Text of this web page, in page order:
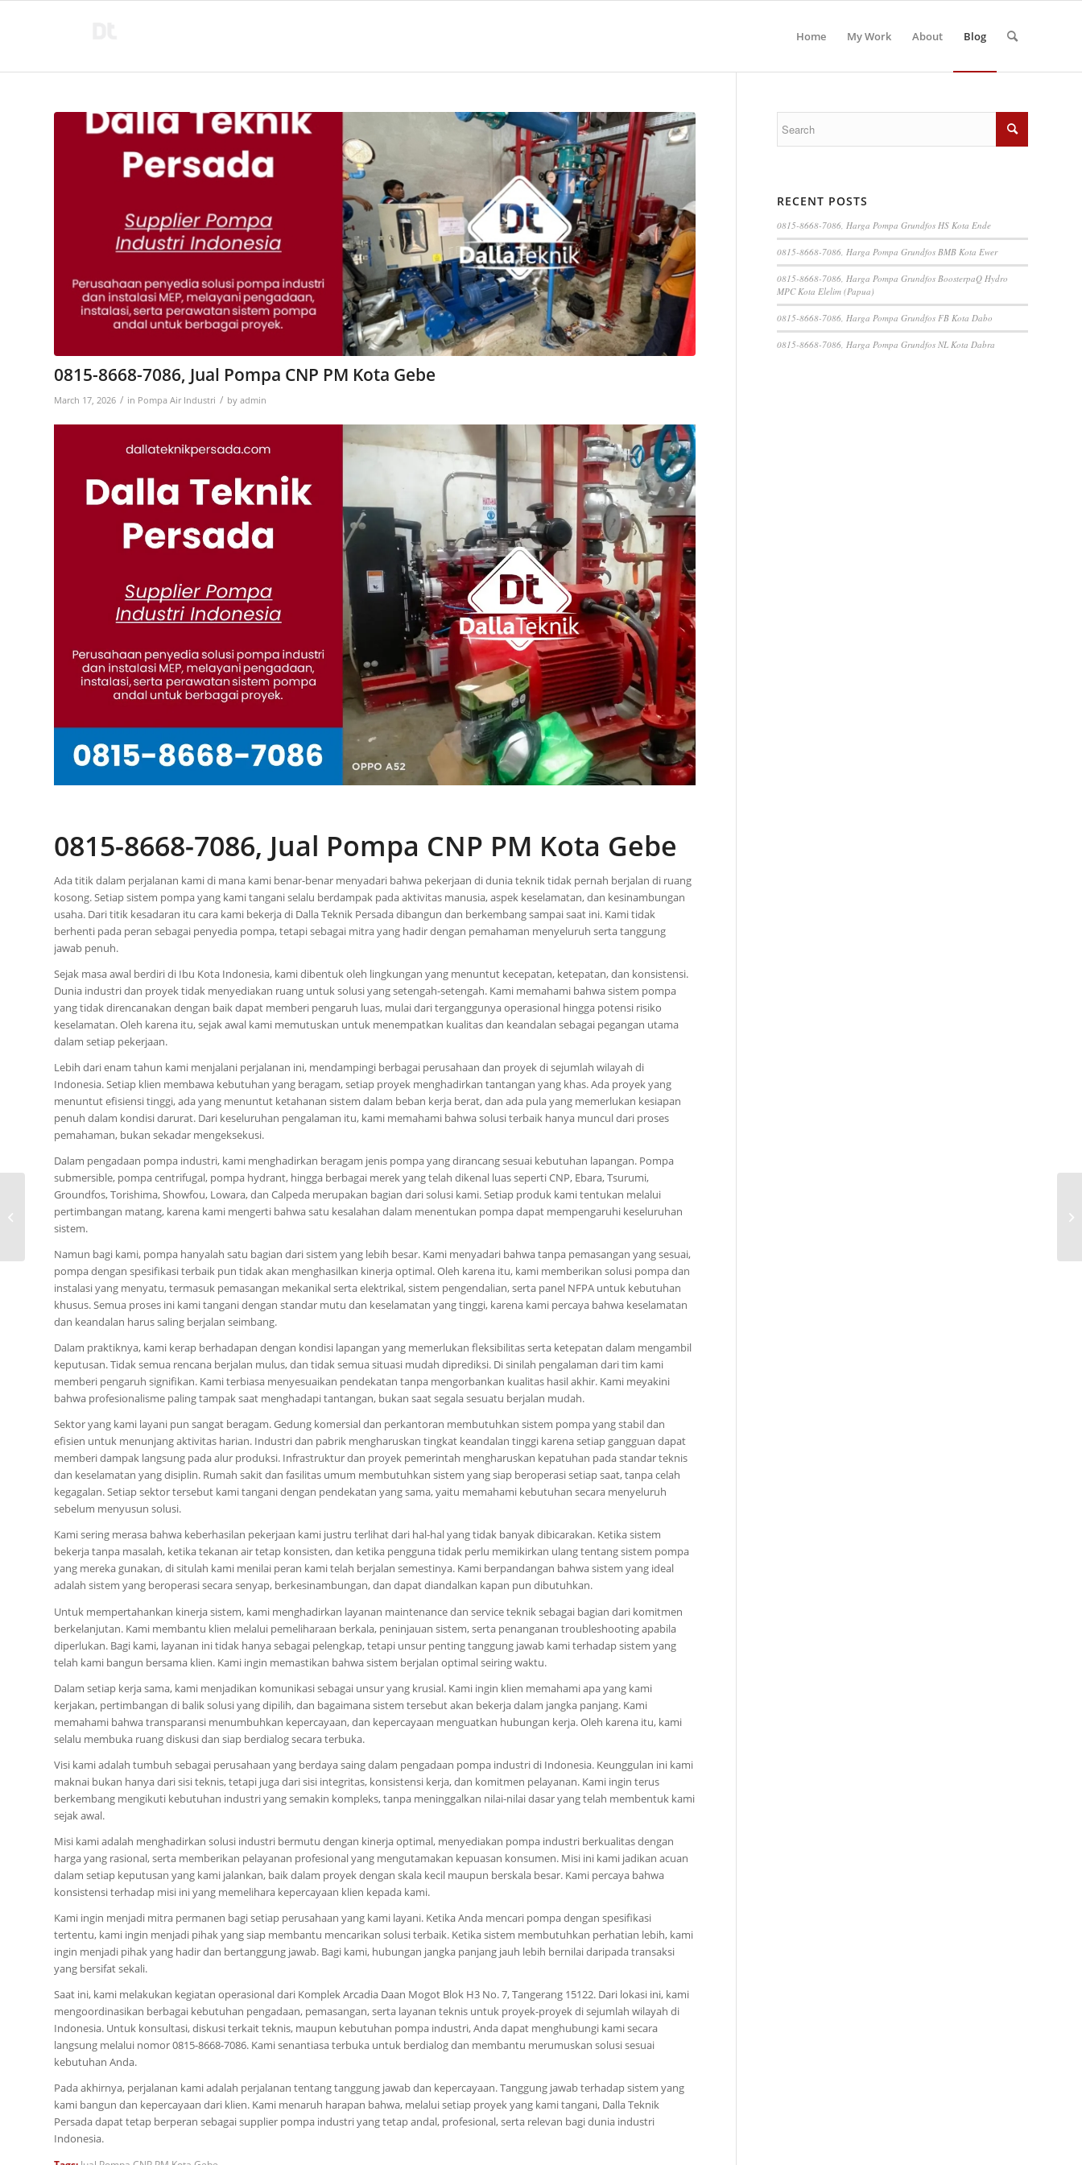
Home My Work About Blog
0815-8668-7086, Jual Pompa CNP PM Kota Gebe
March 17, 2026 / in Pompa Air Industri / by admin
0815-8668-7086, Jual Pompa CNP PM Kota Gebe
Ada titik dalam perjalanan kami di mana kami benar-benar menyadari bahwa pekerjaan di dunia teknik tidak pernah berjalan di ruang
kosong. Setiap sistem pompa yang kami tangani selalu berdampak pada aktivitas manusia, aspek keselamatan, dan kesinambungan
usaha. Dari titik kesadaran itu cara kami bekerja di Dalla Teknik Persada dibangun dan berkembang sampai saat ini. Kami tidak
berhenti pada peran sebagai penyedia pompa, tetapi sebagai mitra yang hadir dengan pemahaman menyeluruh serta tanggung
jawab penuh.
Sejak masa awal berdiri di Ibu Kota Indonesia, kami dibentuk oleh lingkungan yang menuntut kecepatan, ketepatan, dan konsistensi.
Dunia industri dan proyek tidak menyediakan ruang untuk solusi yang setengah-setengah. Kami memahami bahwa sistem pompa
yang tidak direncanakan dengan baik dapat memberi pengaruh luas, mulai dari terganggunya operasional hingga potensi risiko
keselamatan. Oleh karena itu, sejak awal kami memutuskan untuk menempatkan kualitas dan keandalan sebagai pegangan utama
dalam setiap pekerjaan.
Lebih dari enam tahun kami menjalani perjalanan ini, mendampingi berbagai perusahaan dan proyek di sejumlah wilayah di
Indonesia. Setiap klien membawa kebutuhan yang beragam, setiap proyek menghadirkan tantangan yang khas. Ada proyek yang
menuntut efisiensi tinggi, ada yang menuntut ketahanan sistem dalam beban kerja berat, dan ada pula yang memerlukan kesiapan
penuh dalam kondisi darurat. Dari keseluruhan pengalaman itu, kami memahami bahwa solusi terbaik hanya muncul dari proses
pemahaman, bukan sekadar mengeksekusi.
Dalam pengadaan pompa industri, kami menghadirkan beragam jenis pompa yang dirancang sesuai kebutuhan lapangan. Pompa
submersible, pompa centrifugal, pompa hydrant, hingga berbagai merek yang telah dikenal luas seperti CNP, Ebara, Tsurumi,
Groundfos, Torishima, Showfou, Lowara, dan Calpeda merupakan bagian dari solusi kami. Setiap produk kami tentukan melalui
pertimbangan matang, karena kami mengerti bahwa satu kesalahan dalam menentukan pompa dapat mempengaruhi keseluruhan
sistem.
Namun bagi kami, pompa hanyalah satu bagian dari sistem yang lebih besar. Kami menyadari bahwa tanpa pemasangan yang sesuai,
pompa dengan spesifikasi terbaik pun tidak akan menghasilkan kinerja optimal. Oleh karena itu, kami memberikan solusi pompa dan
instalasi yang menyatu, termasuk pemasangan mekanikal serta elektrikal, sistem pengendalian, serta panel NFPA untuk kebutuhan
khusus. Semua proses ini kami tangani dengan standar mutu dan keselamatan yang tinggi, karena kami percaya bahwa keselamatan
dan keandalan harus saling berjalan seimbang.
Dalam praktiknya, kami kerap berhadapan dengan kondisi lapangan yang memerlukan fleksibilitas serta ketepatan dalam mengambil
keputusan. Tidak semua rencana berjalan mulus, dan tidak semua situasi mudah diprediksi. Di sinilah pengalaman dari tim kami
memberi pengaruh signifikan. Kami terbiasa menyesuaikan pendekatan tanpa mengorbankan kualitas hasil akhir. Kami meyakini
bahwa profesionalisme paling tampak saat menghadapi tantangan, bukan saat segala sesuatu berjalan mudah.
Sektor yang kami layani pun sangat beragam. Gedung komersial dan perkantoran membutuhkan sistem pompa yang stabil dan
efisien untuk menunjang aktivitas harian. Industri dan pabrik mengharuskan tingkat keandalan tinggi karena setiap gangguan dapat
memberi dampak langsung pada alur produksi. Infrastruktur dan proyek pemerintah mengharuskan kepatuhan pada standar teknis
dan keselamatan yang disiplin. Rumah sakit dan fasilitas umum membutuhkan sistem yang siap beroperasi setiap saat, tanpa celah
kegagalan. Setiap sektor tersebut kami tangani dengan pendekatan yang sama, yaitu memahami kebutuhan secara menyeluruh
sebelum menyusun solusi.
Kami sering merasa bahwa keberhasilan pekerjaan kami justru terlihat dari hal-hal yang tidak banyak dibicarakan. Ketika sistem
bekerja tanpa masalah, ketika tekanan air tetap konsisten, dan ketika pengguna tidak perlu memikirkan ulang tentang sistem pompa
yang mereka gunakan, di situlah kami menilai peran kami telah berjalan semestinya. Kami berpandangan bahwa sistem yang ideal
adalah sistem yang beroperasi secara senyap, berkesinambungan, dan dapat diandalkan kapan pun dibutuhkan.
Untuk mempertahankan kinerja sistem, kami menghadirkan layanan maintenance dan service teknik sebagai bagian dari komitmen
berkelanjutan. Kami membantu klien melalui pemeliharaan berkala, peninjauan sistem, serta penanganan troubleshooting apabila
diperlukan. Bagi kami, layanan ini tidak hanya sebagai pelengkap, tetapi unsur penting tanggung jawab kami terhadap sistem yang
telah kami bangun bersama klien. Kami ingin memastikan bahwa sistem berjalan optimal seiring waktu.
Dalam setiap kerja sama, kami menjadikan komunikasi sebagai unsur yang krusial. Kami ingin klien memahami apa yang kami
kerjakan, pertimbangan di balik solusi yang dipilih, dan bagaimana sistem tersebut akan bekerja dalam jangka panjang. Kami
memahami bahwa transparansi menumbuhkan kepercayaan, dan kepercayaan menguatkan hubungan kerja. Oleh karena itu, kami
selalu membuka ruang diskusi dan siap berdialog secara terbuka.
Visi kami adalah tumbuh sebagai perusahaan yang berdaya saing dalam pengadaan pompa industri di Indonesia. Keunggulan ini kami
maknai bukan hanya dari sisi teknis, tetapi juga dari sisi integritas, konsistensi kerja, dan komitmen pelayanan. Kami ingin terus
berkembang mengikuti kebutuhan industri yang semakin kompleks, tanpa meninggalkan nilai-nilai dasar yang telah membentuk kami
sejak awal.
Misi kami adalah menghadirkan solusi industri bermutu dengan kinerja optimal, menyediakan pompa industri berkualitas dengan
harga yang rasional, serta memberikan pelayanan profesional yang mengutamakan kepuasan konsumen. Misi ini kami jadikan acuan
dalam setiap keputusan yang kami jalankan, baik dalam proyek dengan skala kecil maupun berskala besar. Kami percaya bahwa
konsistensi terhadap misi ini yang memelihara kepercayaan klien kepada kami.
Kami ingin menjadi mitra permanen bagi setiap perusahaan yang kami layani. Ketika Anda mencari pompa dengan spesifikasi
tertentu, kami ingin menjadi pihak yang siap membantu mencarikan solusi terbaik. Ketika sistem membutuhkan perhatian lebih, kami
ingin menjadi pihak yang hadir dan bertanggung jawab. Bagi kami, hubungan jangka panjang jauh lebih bernilai daripada transaksi
yang bersifat sekali.
Saat ini, kami melakukan kegiatan operasional dari Komplek Arcadia Daan Mogot Blok H3 No. 7, Tangerang 15122. Dari lokasi ini, kami
mengoordinasikan berbagai kebutuhan pengadaan, pemasangan, serta layanan teknis untuk proyek-proyek di sejumlah wilayah di
Indonesia. Untuk konsultasi, diskusi terkait teknis, maupun kebutuhan pompa industri, Anda dapat menghubungi kami secara
langsung melalui nomor 0815-8668-7086. Kami senantiasa terbuka untuk berdialog dan membantu merumuskan solusi sesuai
kebutuhan Anda.
Pada akhirnya, perjalanan kami adalah perjalanan tentang tanggung jawab dan kepercayaan. Tanggung jawab terhadap sistem yang
kami bangun dan kepercayaan dari klien. Kami menaruh harapan bahwa, melalui setiap proyek yang kami tangani, Dalla Teknik
Persada dapat tetap berperan sebagai supplier pompa industri yang tetap andal, profesional, serta relevan bagi dunia industri
Indonesia.
RECENT POSTS
0815-8668-7086, Harga Pompa Grundfos HS Kota Ende
0815-8668-7086, Harga Pompa Grundfos BMB Kota Ewer
0815-8668-7086, Harga Pompa Grundfos BoosterpaQ Hydro
MPC Kota Elelim (Papua)
0815-8668-7086, Harga Pompa Grundfos FB Kota Dabo
0815-8668-7086, Harga Pompa Grundfos NL Kota Dabra
0815-8668-7086, Jual
Pompa CNP
SWIMMING POOL Kota